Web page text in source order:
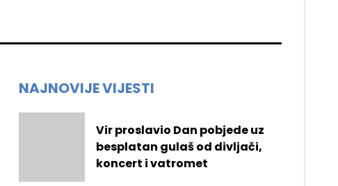
NAJNOVIJE VIJESTI
Vir proslavio Dan pobjede uz
besplatan gulaš od divljači,
koncert i vatromet